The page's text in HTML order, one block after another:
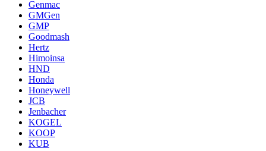
Genmac
GMGen
GMP
Goodmash
Hertz
Himoinsa
HND
Honda
Honeywell
JCB
Jenbacher
KOGEL
KOOP
KUB